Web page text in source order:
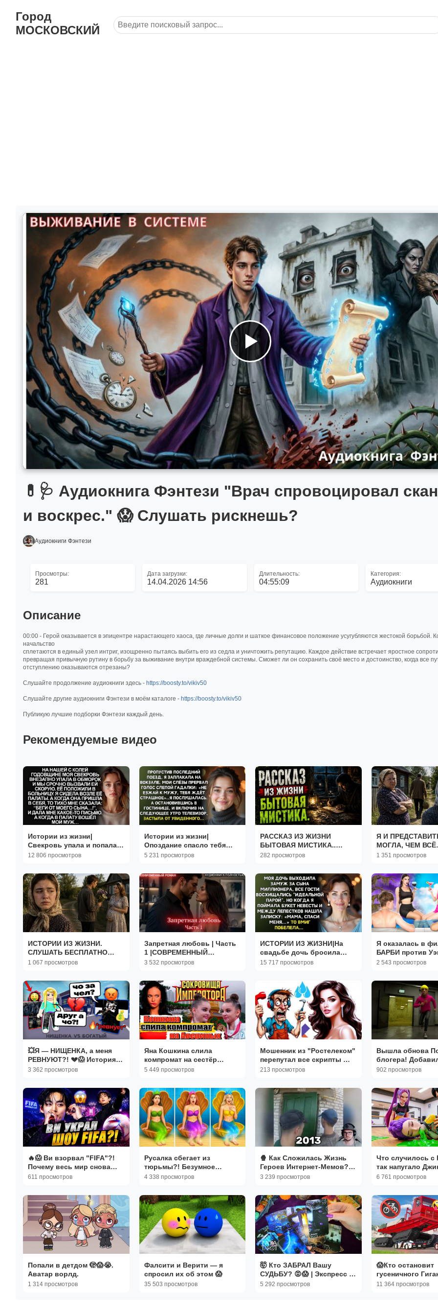
Город
МОСКОВСКИЙ
💊🩺 Аудиокнига Фэнтези "Врач спровоцировал
и воскрес." 😱 Слушать рискнешь?
Аудиокниги Фэнтези
Просмотры:
281
Дата загрузки:
14.04.2026 14:56
Длительность:
04:55:09
Категория:
Аудиокниги
Описание
00:00 - Герой оказывается в эпицентре нарастающего хаоса, где личные долги и шаткое финансовое положение усугубляются жестокой борьбой.
начальство
сплетаются в единый узел интриг, изощренно пытаясь выбить его из седла и уничтожить репутацию. Каждое действие встречает яростное
превращая привычную рутину в борьбу за выживание внутри враждебной системы. Сможет ли он сохранить своё место и достоинство, когда все
отступлению оказываются отрезаны?
Слушайте продолжение аудиокниги здесь - https://boosty.to/vikiv50
Слушайте другие аудиокниги Фэнтези в моём каталоге - https://boosty.to/vikiv50
Публикую лучшие подборки Фэнтези каждый день.
Рекомендуемые видео
Истории из жизни|
Свекровь упала и попала в
больницу|Аудиорассказы|
12 806 просмотров
Истории из жизни|
Опоздание спасло тебя
сказала слепая гадалка|
5 231 просмотров
РАССКАЗ ИЗ ЖИЗНИ
БЫТОВАЯ МИСТИКА..
МИСТИЧЕСКИЕ ИСТОРИИ.
ТВОРЧЕСКИЕ
282 просмотров
Я И
МОГЛА, ЧЕМ ВСЁ
ЗАКОНЧИТСЯ
1 351 просмотров
ИСТОРИИ ИЗ ЖИЗНИ.
СЛУШАТЬ БЕСПЛАТНО
АУДИО КНИГУ. ИСТОРИИ ИЗ
1 067 просмотров
Запретная любовь | Часть
1 |СОВРЕМЕННЫЙ
ЛЮБОВНЫЙ РОМАН |
3 532 просмотров
ИСТОРИИ ИЗ ЖИЗНИ|На
свадьбе дочь бросила
букет прямо мне в руки|
15 717 просмотров
Я оказалась в
БАРБИ против
Русалки?! 😱
2 543 просмотров
💥Я — НИЩЕНКА, а меня
РЕВНУЮТ?! 💔😱 История
Роблокс #роблокс
3 362 просмотров
Яна Кошкина слила
компромат на сестёр
Авериных! 😱Скандал
5 449 просмотров
Мошенник из "Ростелеком"
перепутал все скрипты 😱
📜🤣
213 просмотров
Вышла обнова
блогера!
бэкрумс 😱😱😱 //
902 просмотров
🔥😱 Ви взорвал "FIFA"?!
Почему весь мир снова
говорит о Тэхёне?
611 просмотров
Русалка сбегает из
тюрьмы?! Безумное
преображение 😱🧜♀️
4 338 просмотров
🍿 Как Сложилась Жизнь
Героев Интернет-Мемов?
🤯 (Тогда и Сейчас) |
3 239 просмотров
Что случилось с
так напугало
KPOP «Охотники
6 761 просмотров
Попали в детдом 🫣😱😭.
Аватар ворлд.
1 314 просмотров
Фалсити и Верити — я
спросил их об этом 😱
35 503 просмотров
🤯 Кто ЗАБРАЛ Вашу
СУДЬБУ? 😡😱 | Экспресс –
расклад Таро
5 292 просмотров
😱Кто остановит
гусеничного
сошел с ума!🤯
11 364 просмотров